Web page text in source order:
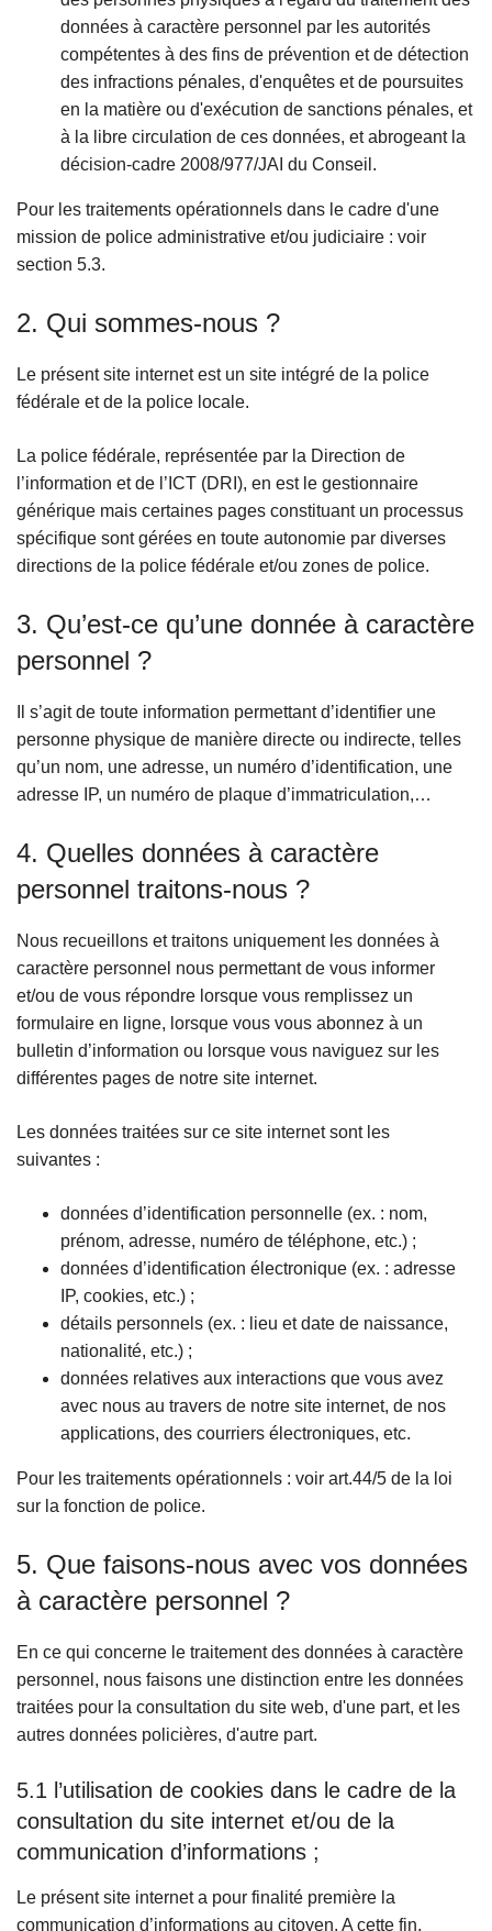
données à caractère personnel par les autorités
compétentes à des fins de prévention et de détection
des infractions pénales, d'enquêtes et de poursuites
en la matière ou d'exécution de sanctions pénales, et
à la libre circulation de ces données, et abrogeant la
décision-cadre 2008/977/JAI du Conseil.
Pour les traitements opérationnels dans le cadre d'une
mission de police administrative et/ou judiciaire : voir
section 5.3.
2. Qui sommes-nous ?
Le présent site internet est un site intégré de la police
fédérale et de la police locale.
La police fédérale, représentée par la Direction de
l’information et de l’ICT (DRI), en est le gestionnaire
générique mais certaines pages constituant un processus
spécifique sont gérées en toute autonomie par diverses
directions de la police fédérale et/ou zones de police.
3. Qu’est-ce qu’une donnée à caractère
personnel ?
Il s’agit de toute information permettant d’identifier une
personne physique de manière directe ou indirecte, telles
qu’un nom, une adresse, un numéro d’identification, une
adresse IP, un numéro de plaque d’immatriculation,…
4. Quelles données à caractère
personnel traitons-nous ?
Nous recueillons et traitons uniquement les données à
caractère personnel nous permettant de vous informer
et/ou de vous répondre lorsque vous remplissez un
formulaire en ligne, lorsque vous vous abonnez à un
bulletin d’information ou lorsque vous naviguez sur les
différentes pages de notre site internet.
Les données traitées sur ce site internet sont les
suivantes :
données d’identification personnelle (ex. : nom,
prénom, adresse, numéro de téléphone, etc.) ;
données d’identification électronique (ex. : adresse
IP, cookies, etc.) ;
détails personnels (ex. : lieu et date de naissance,
nationalité, etc.) ;
données relatives aux interactions que vous avez
avec nous au travers de notre site internet, de nos
applications, des courriers électroniques, etc.
Pour les traitements opérationnels : voir art.44/5 de la loi
sur la fonction de police.
5. Que faisons-nous avec vos données
à caractère personnel ?
En ce qui concerne le traitement des données à caractère
personnel, nous faisons une distinction entre les données
traitées pour la consultation du site web, d'une part, et les
autres données policières, d'autre part.
5.1 l’utilisation de cookies dans le cadre de la
consultation du site internet et/ou de la
communication d’informations ;
Le présent site internet a pour finalité première la
communication d’informations au citoyen. A cette fin,